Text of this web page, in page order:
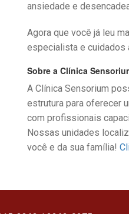
ansiedade e
Agora que você já leu
especialista e cuidados
Sobre a Clínica
A Clínica Sensorium
estrutura para oferecer
com profissionais
Nossas unidades
você e da sua família!